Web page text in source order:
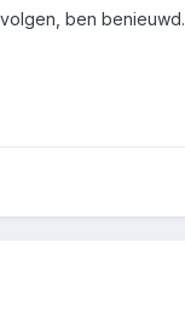
ben benieuwd.